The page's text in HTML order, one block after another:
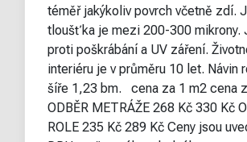
téměř jakýkoliv povrch včetně zdí.
tloušťka je mezi 200-300 mikrony.
proti poškrábání a UV záření.
interiéru je v průměru 10 let. Návin
šíře 1,23 bm. cena za 1 m2 cena
ODBĚR METRÁŽE 268 Kč 330 Kč
ROLE 235 Kč 289 Kč Ceny jsou